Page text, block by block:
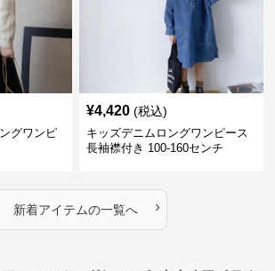
グワンピ
¥4,420 (税込)
キッズデニムロングワンピース
長袖襟付き 100-160センチ
新着アイテムの一覧へ ›